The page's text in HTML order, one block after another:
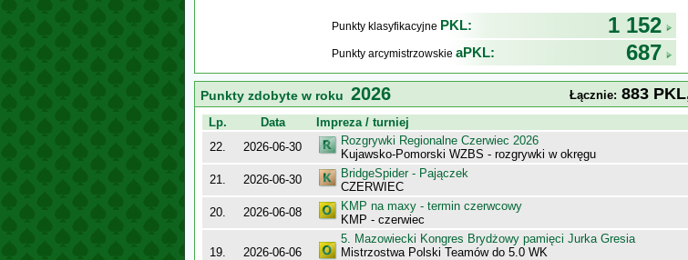
Punkty klasyfikacyjne PKL: 1 152
Punkty arcymistrzowskie aPKL: 687
Punkty zdobyte w roku 2026 Łącznie: 883
Lp. Data Impreza / turniej
22.
2026-06-30
Rozgrywki Regionalne Czerwiec 2026
Kujawsko-Pomorski WZBS - rozgrywki w okręgu
21. 2026-06-30
BridgeSpider - Pajączek
CZERWIEC
20. 2026-06-08
KMP na maxy - termin czerwcowy
KMP - czerwiec
19. 2026-06-06
5. Mazowiecki Kongres Brydżowy pamięci Jurka Gresia
Mistrzostwa Polski Teamów do 5.0 WK